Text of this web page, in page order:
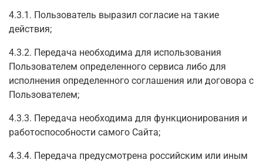
4.3.1. Пользователь выразил согласие на такие
действия;
4.3.2. Передача необходима для использования
Пользователем определенного сервиса либо для
исполнения определенного соглашения или договора с
Пользователем;
4.3.3. Передача необходима для функционирования и
работоспособности самого Сайта;
4.3.4. Передача предусмотрена российским или иным